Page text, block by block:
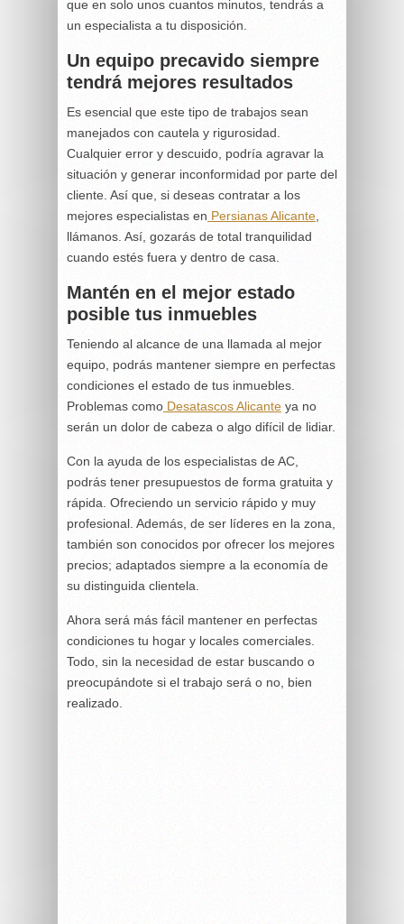
que en solo unos cuantos minutos, tendrás a
un especialista a tu disposición.
Un equipo precavido siempre
tendrá mejores resultados
Es esencial que este tipo de trabajos sean
manejados con cautela y rigurosidad.
Cualquier error y descuido, podría agravar la
situación y generar inconformidad por parte del
cliente. Así que, si deseas contratar a los
mejores especialistas en Persianas Alicante
llámanos. Así, gozarás de total tranquilidad
cuando estés fuera y dentro de casa.
Mantén en el mejor estado
posible tus inmuebles
Teniendo al alcance de una llamada al mejor
equipo, podrás mantener siempre en perfectas
condiciones el estado de tus inmuebles.
Problemas como Desatascos Alicante ya no
serán un dolor de cabeza o algo difícil de lidiar.
Con la ayuda de los especialistas de AC,
podrás tener presupuestos de forma gratuita y
rápida. Ofreciendo un servicio rápido y muy
profesional. Además, de ser líderes en la zona,
también son conocidos por ofrecer los mejores
precios; adaptados siempre a la economía de
su distinguida clientela.
Ahora será más fácil mantener en perfectas
condiciones tu hogar y locales comerciales.
Todo, sin la necesidad de estar buscando o
preocupándote si el trabajo será o no, bien
realizado.